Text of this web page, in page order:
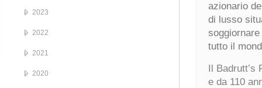
azionario
di lusso
tutto il
Il Badrutt’s
e da 110
2023
2022
2021
2020